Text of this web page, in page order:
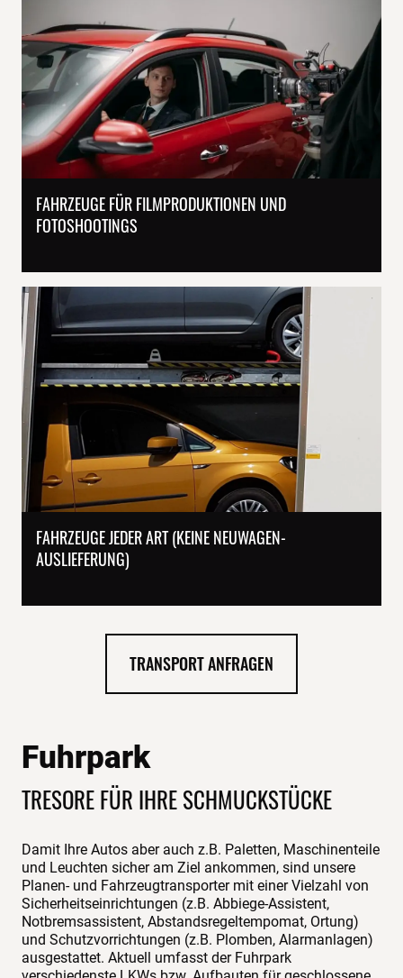
FAHRZEUGE FÜR FILMPRODUKTIONEN UND
FOTOSHOOTINGS
FAHRZEUGE JEDER ART (KEINE NEUWAGEN-
AUSLIEFERUNG)
TRANSPORT ANFRAGEN
Fuhrpark
TRESORE FÜR IHRE SCHMUCKSTÜCKE
Damit Ihre Autos aber auch z.B. Paletten, Maschinenteile
und Leuchten sicher am Ziel ankommen, sind unsere
Planen- und Fahrzeugtransporter mit einer Vielzahl von
Sicherheitseinrichtungen (z.B. Abbiege-Assistent,
Notbremsassistent, Abstandsregeltempomat, Ortung)
und Schutzvorrichtungen (z.B. Plomben, Alarmanlagen)
ausgestattet. Aktuell umfasst der Fuhrpark